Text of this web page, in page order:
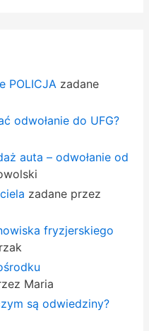
POLICJA zadane
odwołanie do UFG?
auta – odwołanie od
zadane przez
fryzjerskiego
Maria
są odwiedziny?